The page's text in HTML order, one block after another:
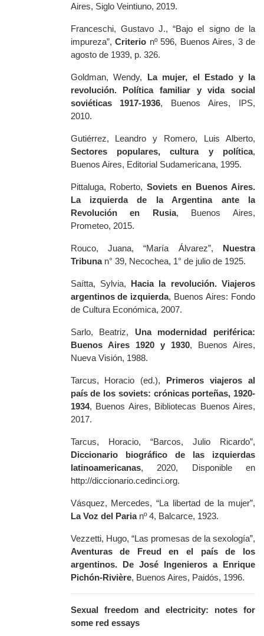
Aires, Siglo Veintiuno, 2019.
Franceschi, Gustavo J., “Bajo el signo de la
impureza”, Criterio nº 596, Buenos Aires, 3 de
agosto de 1939, p. 326.
Goldman, Wendy, La mujer, el Estado y la
revolución. Política familiar y vida social
soviéticas 1917-1936, Buenos Aires, IPS,
2010.
Gutiérrez, Leandro y Romero, Luis Alberto,
Sectores populares, cultura y política,
Buenos Aires, Editorial Sudamericana, 1995.
Pittaluga, Roberto,Soviets en Buenos Aires.
La izquierda de la Argentina ante la
Revolución en Rusia, Buenos Aires,
Prometeo, 2015.
Rouco, Juana, “María Álvarez”, Nuestra
Tribunan° 39, Necochea, 1° de julio de 1925.
Saítta, Sylvia, Hacia la revolución. Viajeros
argentinos de izquierda, Buenos Aires: Fondo
de Cultura Económica, 2007.
Sarlo, Beatriz, Una modernidad periférica:
Buenos Aires 1920 y 1930, Buenos Aires,
Nueva Visión, 1988.
Tarcus, Horacio (ed.), Primeros viajeros al
país de los soviets: crónicas porteñas, 1920-
1934, Buenos Aires, Bibliotecas Buenos Aires,
2017.
Tarcus, Horacio, “Barcos, Julio Ricardo”,
Diccionario biográfico de las izquierdas
latinoamericanas, 2020, Disponible en
http://diccionario.cedinci.org.
Vásquez, Mercedes, “La libertad de la mujer”,
La Voz del Parianº 4, Balcarce, 1923.
Vezzetti, Hugo, “Las promesas de la sexología”,
Aventuras de Freud en el país de los
argentinos. De José Ingenieros a Enrique
Pichón-Rivière, Buenos Aires, Paidós, 1996.
Sexual freedom and electricity: notes for
some red essays